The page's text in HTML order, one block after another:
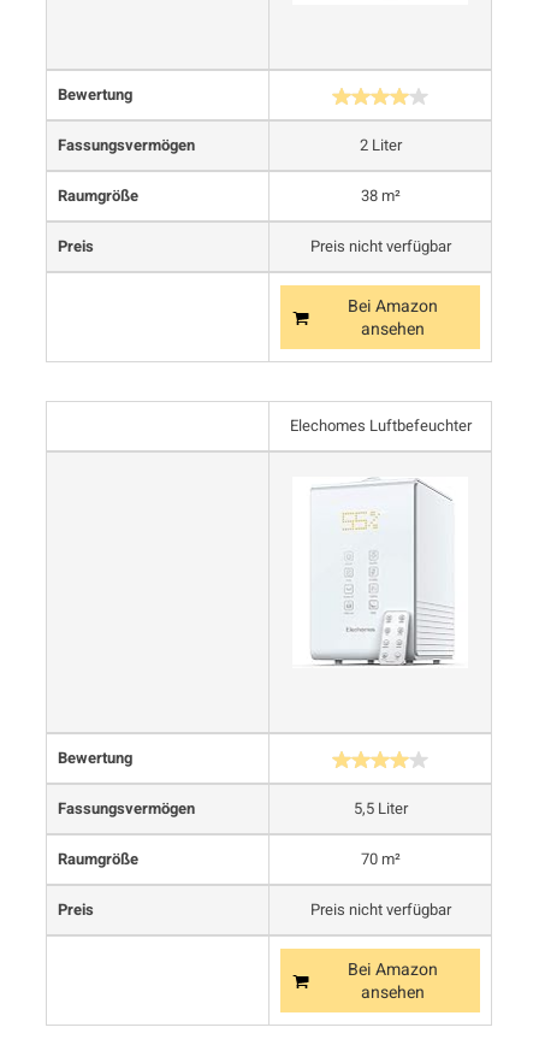
Bewertung
Fassungsvermögen 2 Liter
Raumgröße 38 m²
Preis Preis nicht verfügbar
Bei Amazon
ansehen
Elechomes Luftbefeuchter
Bewertung
Fassungsvermögen 5,5 Liter
Raumgröße 70 m²
Preis Preis nicht verfügbar
Bei Amazon
ansehen